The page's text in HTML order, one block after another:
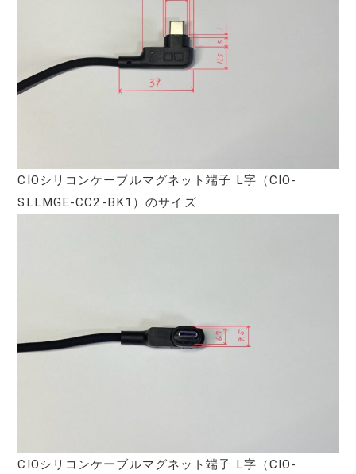
CIOシリコンケーブルマグネット端子 L字（‎CIO-
SLLMGE-CC2-BK1）のサイズ
CIOシリコンケーブルマグネット端子 L字（‎CIO-